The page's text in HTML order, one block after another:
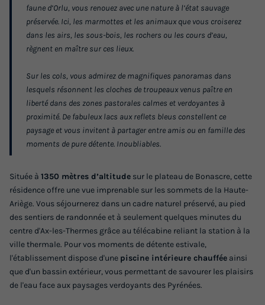
APPARTEMENT 6 personnes - G/361_2 PIECES CABINE 6
PERSONNES
22/08/2026 29/08/2026
Meilleur prix pour 7 nuits
Modifier les dates
434 €
347,20 €
-20%
d'économie
Voir les logements
faune d’Orlu, vous renouez avec une nature à l’état sauvage
préservée. Ici, les marmottes et les animaux que vous croiserez
dans les airs, les sous-bois, les rochers ou les cours d’eau,
règnent en maître sur ces lieux.
Sur les cols, vous admirez de magnifiques panoramas dans
lesquels résonnent les cloches de troupeaux venus paître en
liberté dans des zones pastorales calmes et verdoyantes à
proximité. De fabuleux lacs aux reflets bleus constellent ce
paysage et vous invitent à partager entre amis ou en famille des
moments de pure détente. Inoubliables.
Située à 1350 mètres d’altitude sur le plateau de Bonascre, cette
résidence offre une vue imprenable sur les sommets de la Haute-
Ariège. Vous séjournerez dans un cadre naturel préservé, au pied
des sentiers de randonnée et à seulement quelques minutes du
centre d'Ax-les-Thermes grâce au télécabine reliant la station à la
ville thermale. Pour vos moments de détente estivale,
l'établissement dispose d'une piscine intérieure chauffée ainsi
que d'un bassin extérieur, vous permettant de savourer les plaisirs
de l'eau face aux paysages verdoyants des Pyrénées.